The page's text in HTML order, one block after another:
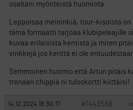
osaltani myönteistä huomiota.
Leppoisaa meininkiä, tour-kisoista
tämä formaatti tarjoaa klubipelaajille
kuvaa erilaisista kentistä ja miten
vinkkejä jos kenttä ei ole
Semmoinen huomio että Artun pitäis
trenaan chippiä ni tuloskortti kiittäisi!
14.12.2024 18:30:17 #1443568